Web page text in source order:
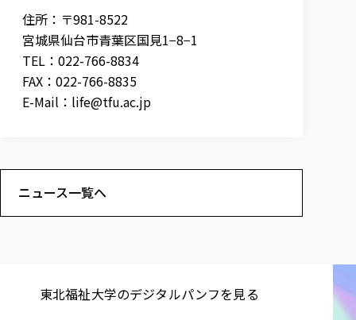
住所：〒981-8522
宮城県仙台市青葉区国見1−8−1
TEL：022-766-8834
FAX：022-766-8835
E-Mail： life@tfu.ac.jp
ニュース一覧へ
東北福祉大学の​デジタルパンフを​見る​